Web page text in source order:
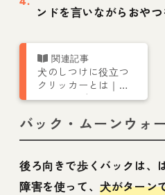
ンドを言いながらおや
犬のしつけに役立つ
クリッカーとは｜ト
レーニングやゲーム
バック・ムーンウォ
後ろ向きで歩くバックは、
障害を使って、犬がターン